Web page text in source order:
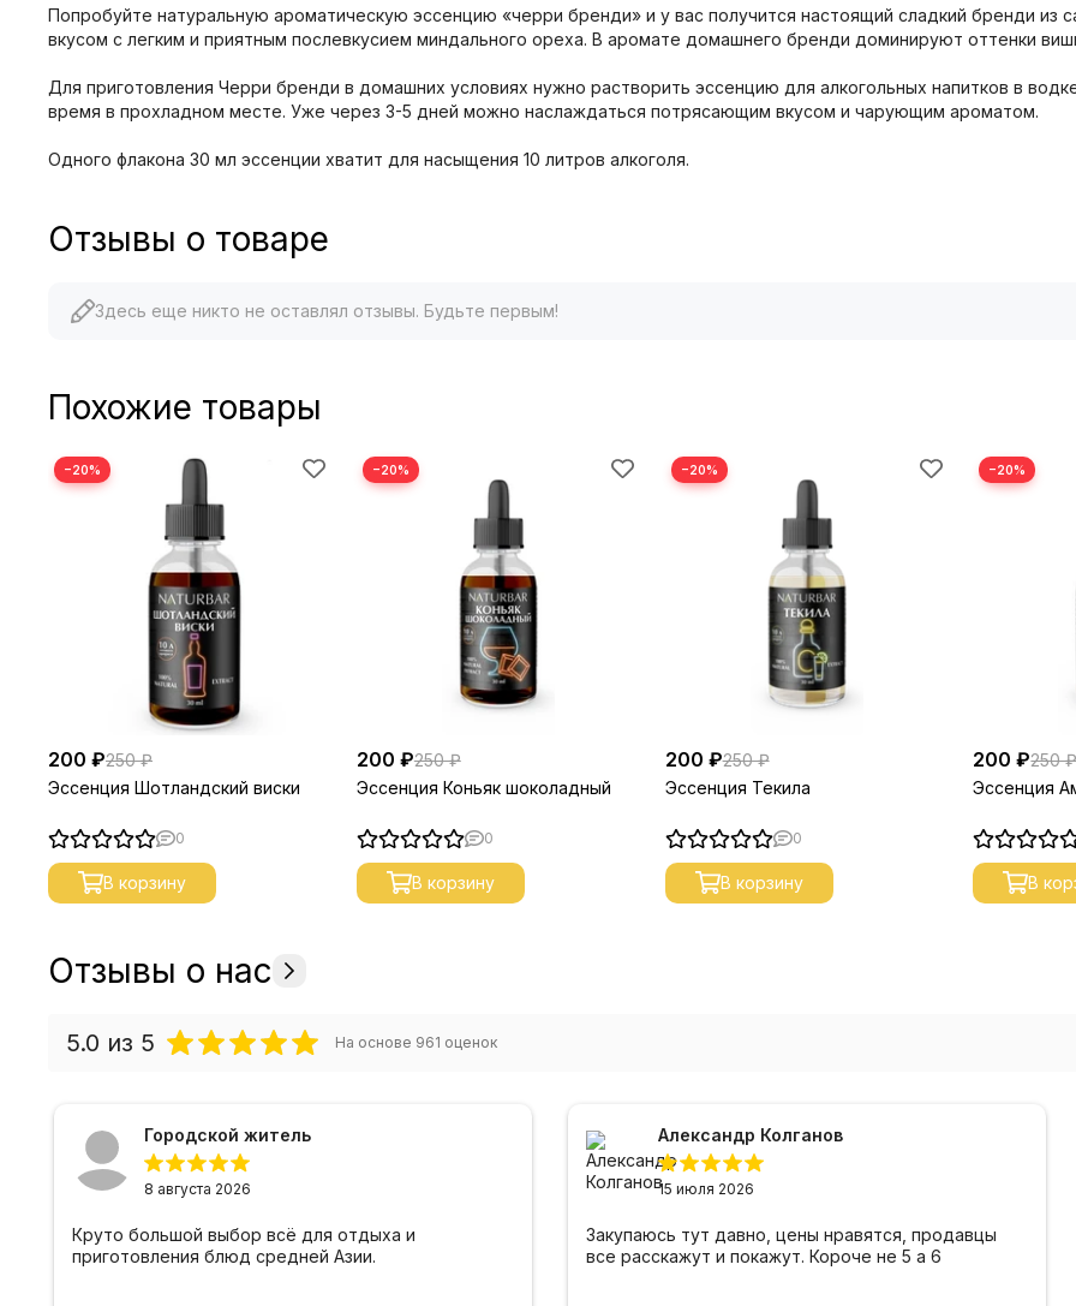
Попробуйте натуральную ароматическую эссенцию «черри бренди» и у вас получится настоящий сладкий бренди из
вкусом с легким и приятным послевкусием миндального ореха. В аромате домашнего бренди доминируют оттенки
Для приготовления Черри бренди в домашних условиях нужно растворить эссенцию для алкогольных напитков в
время в прохладном месте. Уже через 3-5 дней можно наслаждаться потрясающим вкусом и чарующим ароматом.
Одного флакона 30 мл эссенции хватит для насыщения 10 литров алкоголя.
Отзывы о товаре
Здесь еще никто не оставлял отзывы. Будьте первым!
Похожие товары
−20%
200 ₽250 ₽
Эссенция Шотландский виски
0
В корзину
−20%
200 ₽250 ₽
Эссенция Коньяк шоколадный
0
В корзину
−20%
200 ₽250 ₽
Эссенция Текила
0
В корзину
−20%
200 ₽250
Эссенция
В
Отзывы о нас
5.0 из 5 На основе 961 оценок
Городской житель
8 августа 2026
Круто большой выбор всё для отдыха и
приготовления блюд средней Азии.
Александр Колганов
15 июля 2026
Закупаюсь тут давно, цены нравятся, продавцы
все расскажут и покажут. Короче не 5 а 6